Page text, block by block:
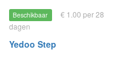
Beschikbaar
€ 1.00 per 28
dagen
Yedoo Step